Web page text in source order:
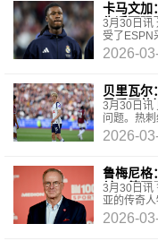
卡马文加
生适配强
3月30日讯
受了ESPN
题。首先
2026-
贝里瓦尔
最重要的
3月30日讯
问题。热
险。卢卡斯
2026-
鲁梅尼格
兰、德国
3月30日讯
亚的传奇
皇马在欧
2026-